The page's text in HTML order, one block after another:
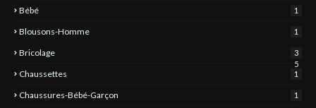
Bébé 1
Blousons-Homme 1
Bricolage
3
5
Chaussettes 1
Chaussures-Bébé-Garçon 1